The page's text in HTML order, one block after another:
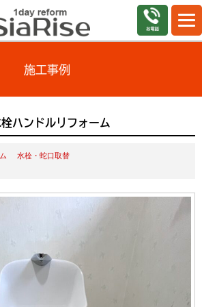
施工事例
ハンドルリフォーム
水栓・蛇口取替